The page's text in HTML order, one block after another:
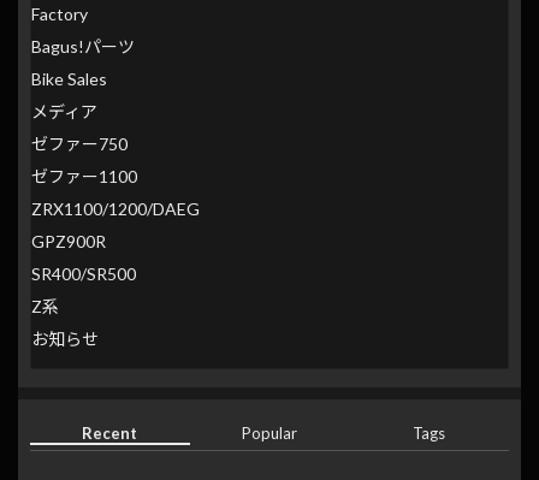
Factory
Bagus!パーツ
Bike Sales
メディア
ゼファー750
ゼファー1100
ZRX1100/1200/DAEG
GPZ900R
SR400/SR500
Z系
お知らせ
Recent Popular Tags